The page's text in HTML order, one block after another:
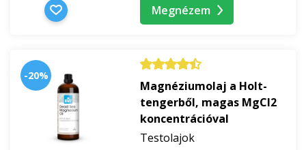
Megnézem
-20%
Magnéziumolaj a Holt-
tengerből, magas MgCl2
koncentrációval
Testolajok